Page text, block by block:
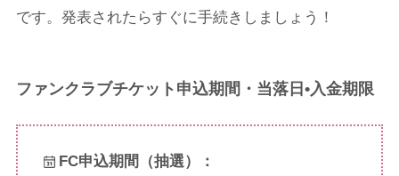
です。発表されたらすぐに手続きしましょう！
ファンクラブチケット申込期間・当落日•入金期限
FC申込期間（抽選）：